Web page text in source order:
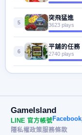
5
突飛猛進
3623 plays
6
平舖的任務
2740 plays
GameIsland
LINE 官方帳號Facebook
隱私權政策服務條款